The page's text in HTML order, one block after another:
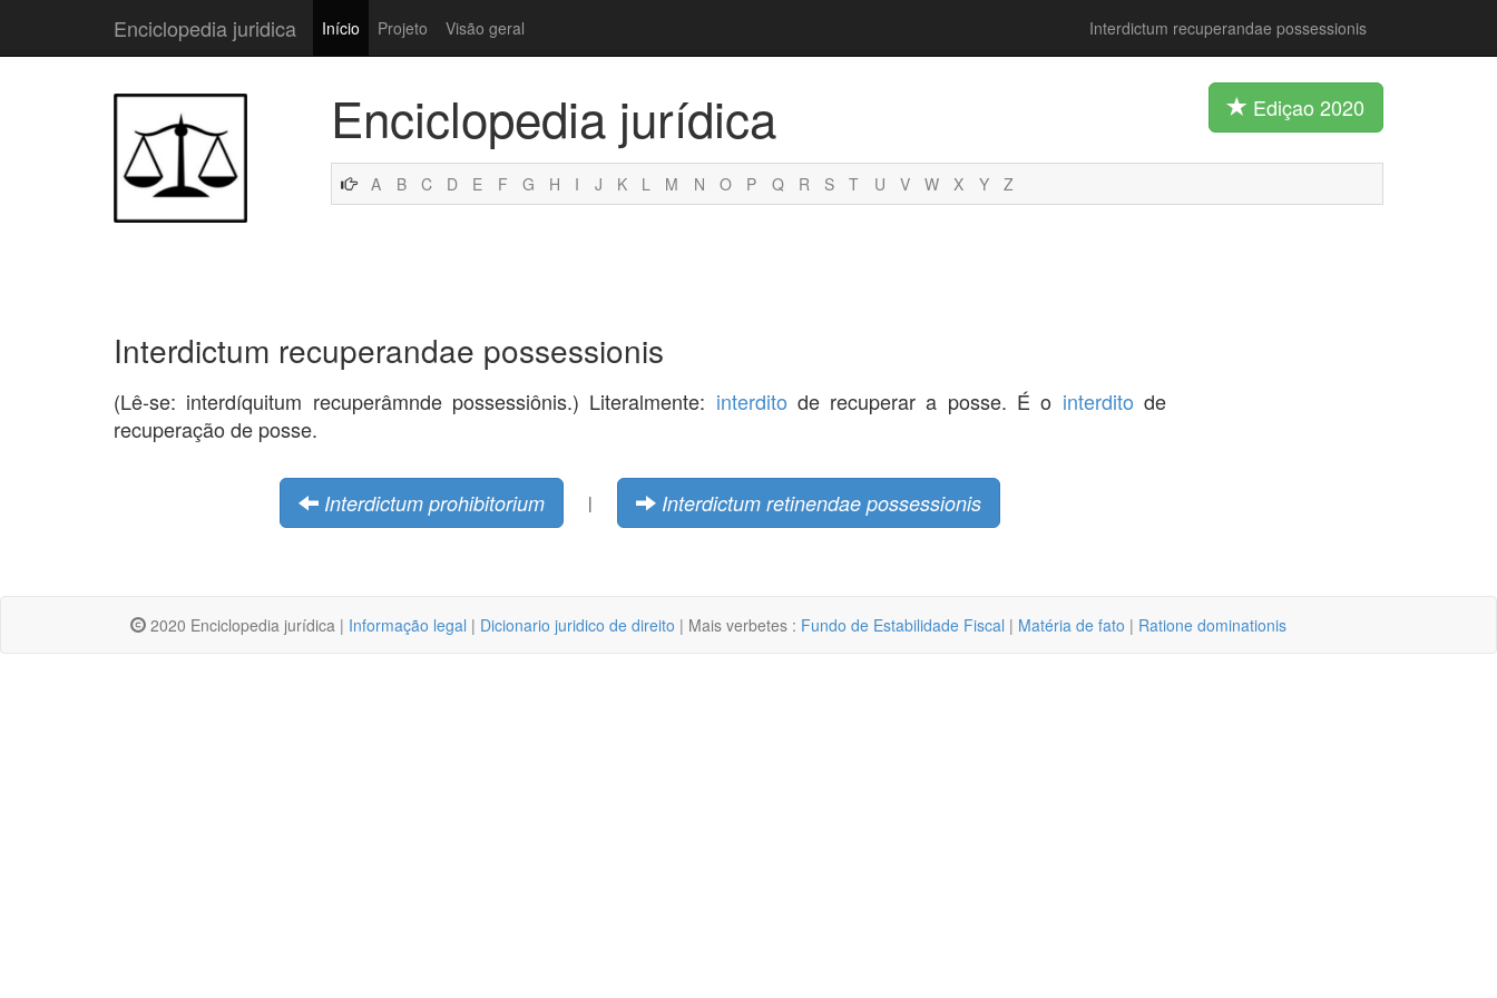
Enciclopedia juridica Início Projeto Visão geral Interdictum recuperandae possessionis
Enciclopedia jurídica Ediçao 2020
A B C D E F G H I J K L M N O P Q R S T U V W X Y Z
Interdictum recuperandae possessionis
(Lê-se: interdíquitum recuperâmnde possessiônis.) Literalmente: interdito de recuperar a posse. É o interdito de
recuperação de posse.
Interdictum prohibitorium | Interdictum retinendae possessionis
2020 Enciclopedia jurídica | Informação legal | Dicionario juridico de direito | Mais verbetes : Fundo de Estabilidade Fiscal | Matéria de fato | Ratione dominationis